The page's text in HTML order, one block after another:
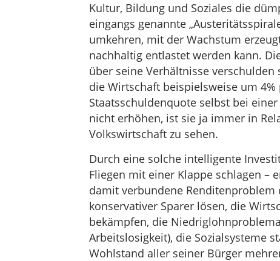
Kultur, Bildung und Soziales die
eingangs genannte
umkehren, mit der Wachstum
nachhaltig entlastet werden kann.
über seine Verhältnisse
die Wirtschaft beispielsweise um
Staatsschuldenquote selbst bei
nicht erhöhen, ist sie ja immer in
Volkswirtschaft zu sehen.
Durch eine solche intelligente
Fliegen mit einer Klappe schlagen –
damit verbundene
konservativer Sparer lösen, die
bekämpfen, die
Arbeitslosigkeit), die Sozialsysteme
Wohlstand aller seiner Bürger